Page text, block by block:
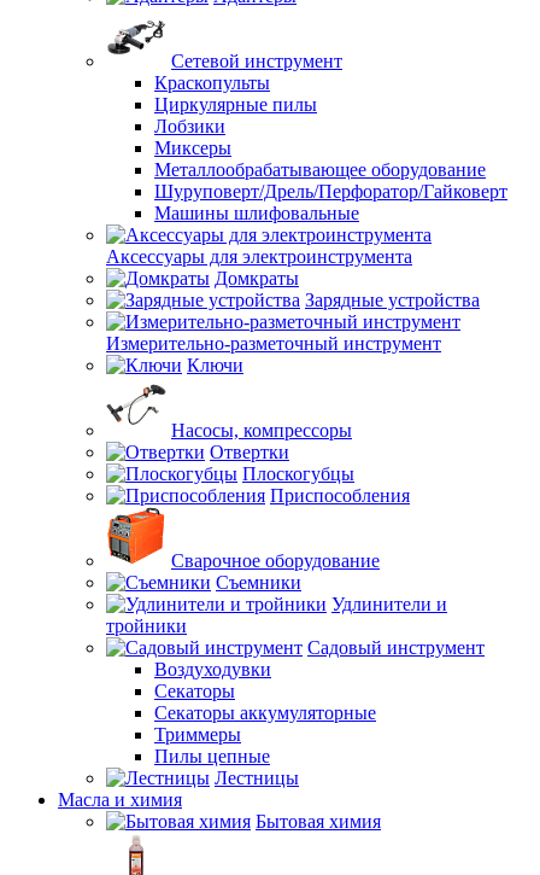
Сетевой инструмент
Краскопульты
Циркулярные пилы
Лобзики
Миксеры
Металлообрабатывающее оборудование
Шуруповерт/Дрель/Перфоратор/Гайковерт
Машины шлифовальные
Аксессуары для электроинструмента
Домкраты
Зарядные устройства
Измерительно-разметочный инструмент
Ключи
Насосы, компрессоры
Отвертки
Плоскогубцы
Приспособления
Сварочное оборудование
Съемники
Удлинители и
тройники
Садовый инструмент
Воздуходувки
Секаторы
Секаторы аккумуляторные
Триммеры
Пилы цепные
Лестницы
Масла и химия
Бытовая химия